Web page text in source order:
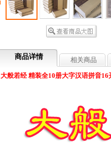
商品详情 相关商品
大般若经 精装全10册大字汉语拼音16